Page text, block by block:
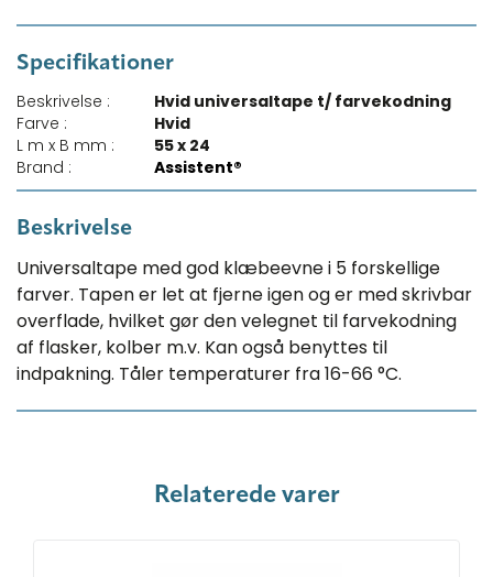
Specifikationer
Beskrivelse :
Hvid universaltape t/ farvekodning
Farve :
Hvid
L m x B mm :
55 x 24
Brand :
Assistent®
Beskrivelse
Universaltape med god klæbeevne i 5 forskellige
farver. Tapen er let at fjerne igen og er med skrivbar
overflade, hvilket gør den velegnet til farvekodning
af flasker, kolber m.v. Kan også benyttes til
indpakning. Tåler temperaturer fra 16-66 °C.
Relaterede varer